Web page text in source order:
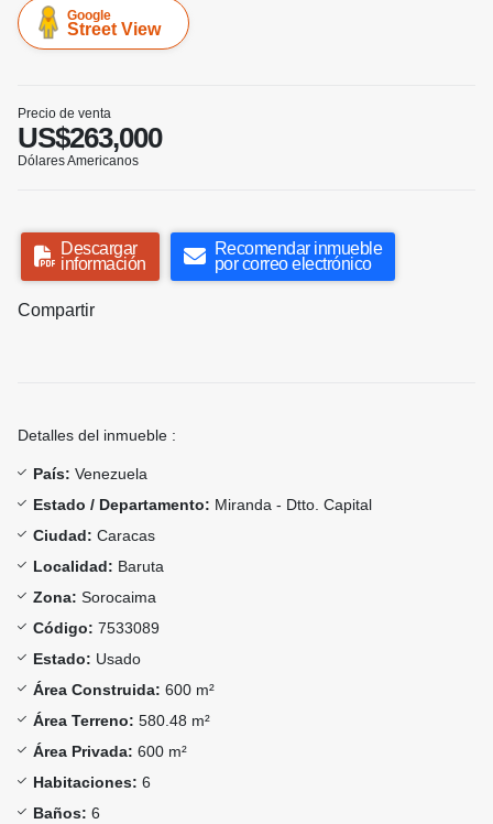
Google
Street View
Precio de venta
US$263,000
Dólares Americanos
Descargar
información
Recomendar inmueble
por correo electrónico
Compartir
Detalles del inmueble :
País: Venezuela
Estado / Departamento: Miranda - Dtto. Capital
Ciudad: Caracas
Localidad: Baruta
Zona: Sorocaima
Código: 7533089
Estado: Usado
Área Construida: 600 m²
Área Terreno: 580.48 m²
Área Privada: 600 m²
Habitaciones: 6
Baños: 6